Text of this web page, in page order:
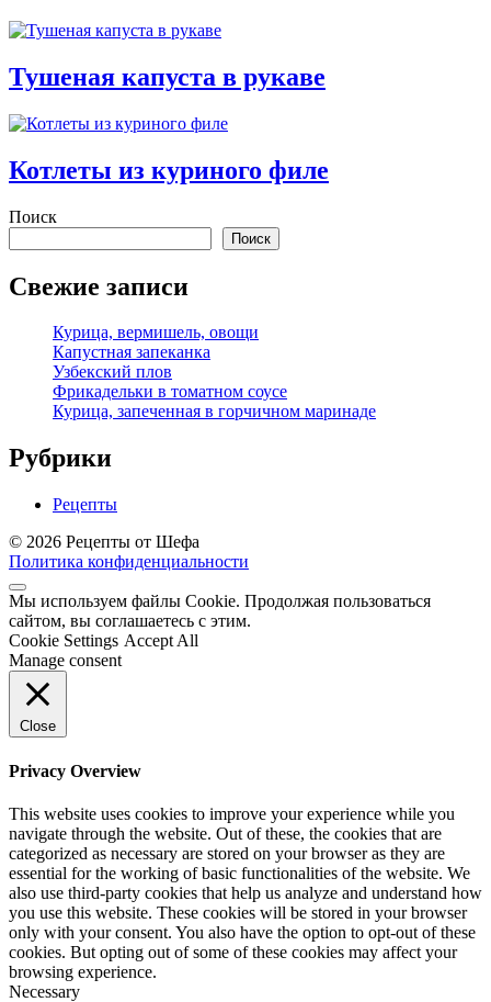
Тушеная капуста в рукаве
Котлеты из куриного филе
Поиск
Поиск
Свежие записи
Курица, вермишель, овощи
Капустная запеканка
Узбекский плов
Фрикадельки в томатном соусе
Курица, запеченная в горчичном маринаде
Рубрики
Рецепты
© 2026 Рецепты от Шефа
Политика конфиденциальности
Мы используем файлы Cookie. Продолжая пользоваться
сайтом, вы соглашаетесь с этим.
Cookie Settings Accept All
Manage consent
Close
Privacy Overview
This website uses cookies to improve your experience while you
navigate through the website. Out of these, the cookies that are
categorized as necessary are stored on your browser as they are
essential for the working of basic functionalities of the website. We
also use third-party cookies that help us analyze and understand how
you use this website. These cookies will be stored in your browser
only with your consent. You also have the option to opt-out of these
cookies. But opting out of some of these cookies may affect your
browsing experience.
Necessary